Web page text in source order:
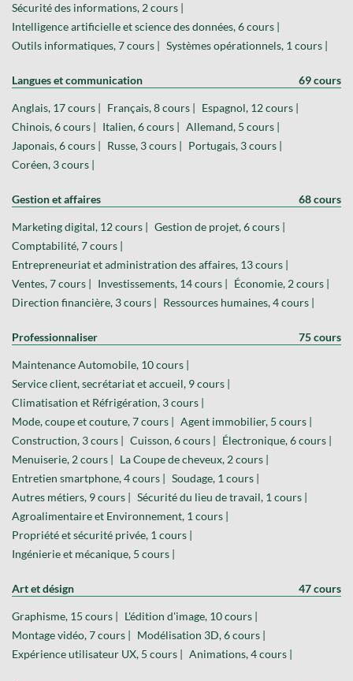
Sécurité des informations, 2 cours |
Intelligence artificielle et science des données, 6 cours |
Outils informatiques, 7 cours | Systèmes opérationnels, 1 cours |
Langues et communication 69 cours
Anglais, 17 cours | Français, 8 cours | Espagnol, 12 cours |
Chinois, 6 cours | Italien, 6 cours | Allemand, 5 cours |
Japonais, 6 cours | Russe, 3 cours | Portugais, 3 cours |
Coréen, 3 cours |
Gestion et affaires 68 cours
Marketing digital, 12 cours | Gestion de projet, 6 cours |
Comptabilité, 7 cours |
Entrepreneuriat et administration des affaires, 13 cours |
Ventes, 7 cours | Investissements, 14 cours | Économie, 2 cours |
Direction financière, 3 cours | Ressources humaines, 4 cours |
Professionnaliser 75 cours
Maintenance Automobile, 10 cours |
Service client, secrétariat et accueil, 9 cours |
Climatisation et Réfrigération, 3 cours |
Mode, coupe et couture, 7 cours | Agent immobilier, 5 cours |
Construction, 3 cours | Cuisson, 6 cours | Électronique, 6 cours |
Menuiserie, 2 cours | La Coupe de cheveux, 2 cours |
Entretien smartphone, 4 cours | Soudage, 1 cours |
Autres métiers, 9 cours | Sécurité du lieu de travail, 1 cours |
Agroalimentaire et Environnement, 1 cours |
Propriété et sécurité privée, 1 cours |
Ingénierie et mécanique, 5 cours |
Art et désign 47 cours
Graphisme, 15 cours | L'édition d'image, 10 cours |
Montage vidéo, 7 cours | Modélisation 3D, 6 cours |
Expérience utilisateur UX, 5 cours | Animations, 4 cours |